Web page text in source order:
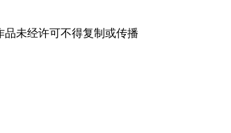
品未经许可不得复制或传播